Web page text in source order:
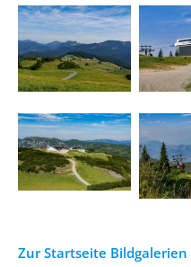
Zur Startseite Bildgalerien